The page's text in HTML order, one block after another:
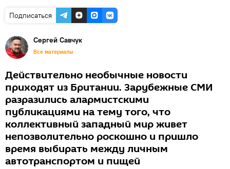
Подписаться
Сергей Савчук
Все материалы
Действительно необычные новости
приходят из Британии. Зарубежные СМИ
разразились алармистскими
публикациями на тему того, что
коллективный западный мир живет
непозволительно роскошно и пришло
время выбирать между личным
автотранспортом и пищей